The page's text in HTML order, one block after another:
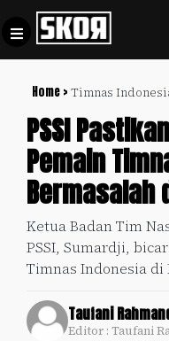
Home > Timnas
PSSI
Pemain
Bermasalah
Ketua Badan Tim
PSSI, Sumardji,
Timnas Indonesia di
Taufani
Editor : Taufani
Football +
Culture +
+
Timnas
Indonesia
SKOR
Policy
Pedoman
Pemberitaan
Media
Siber
Disclaimer
Kami